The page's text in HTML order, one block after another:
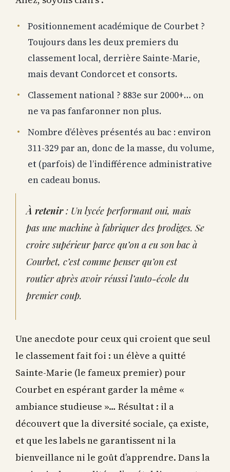
Positionnement académique de Courbet ?
Toujours dans les deux premiers du
classement local, derrière Sainte-Marie,
mais devant Condorcet et consorts.
Classement national ? 883e sur 2000+… on
ne va pas fanfaronner non plus.
Nombre d’élèves présentés au bac : environ
311-329 par an, donc de la masse, du volume,
et (parfois) de l’indifférence administrative
en cadeau bonus.
À retenir: Un lycée performant oui, mais
pas une machine à fabriquer des prodiges. Se
croire supérieur parce qu’on a eu son bac à
Courbet, c’est comme penser qu’on est
routier après avoir réussi l’auto-école du
premier coup.
Une anecdote pour ceux qui croient que seul
le classement fait foi : un élève a quitté
Sainte-Marie (le fameux premier) pour
Courbet en espérant garder la même «
ambiance studieuse »… Résultat : il a
découvert que la diversité sociale, ça existe,
et que les labels ne garantissent ni la
bienveillance ni le goût d’apprendre. Dans la